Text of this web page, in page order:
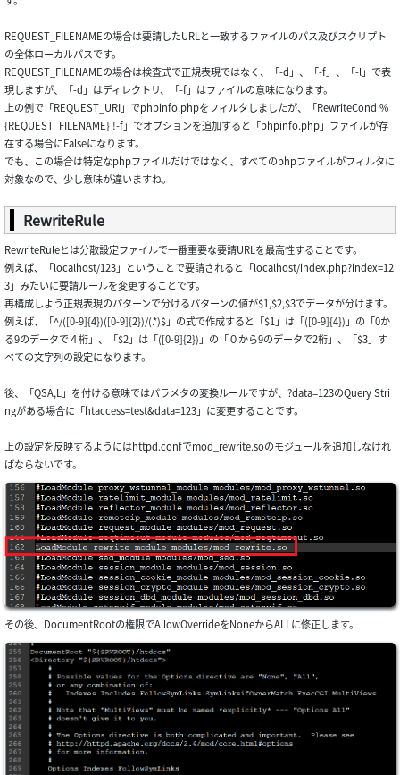
REQUEST_FILENAMEの場合は要請したURLと一致するファイルのパス及びスクリプト
の全体ローカルパスです。
REQUEST_FILENAMEの場合は検査式で正規表現ではなく、「-d」、「-f」、「-l」で表
現しますが、「-d」はディレクトリ、「-f」はファイルの意味になります。
上の例で「REQUEST_URI」でphpinfo.phpをフィルタしましたが、「RewriteCond %
{REQUEST_FILENAME} !-f」でオプションを追加すると「phpinfo.php」ファイルが存
在する場合にFalseになります。
でも、この場合は特定なphpファイルだけではなく、すべてのphpファイルがフィルタに
対象なので、少し意味が違いますね。
RewriteRule
RewriteRuleとは分散設定ファイルで一番重要な要請URLを最高性することです。
例えば、「localhost/123」ということで要請されると「localhost/index.php?index=12
3」みたいに要請ルールを変更することです。
再構成しよう正規表現のパターンで分けるパターンの値が$1,$2,$3でデータが分けます。
例えば、「^/([0-9]{4})([0-9]{2})/(.*)$」の式で作成すると「$1」は「([0-9]{4})」の「0か
る9のデータで４桁」、「$2」は「([0-9]{2})」の「０から9のデータで2桁」、「$3」す
べての文字列の設定になります。
後、「QSA,L」を付ける意味ではパラメタの変換ルールですが、?data=123のQuery Stri
ngがある場合に「htaccess=test&data=123」に変更することです。
上の設定を反映するようにはhttpd.confでmod_rewrite.soのモジュールを追加しなけれ
ばならないです。
その後、DocumentRootの権限でAllowOverrideをNoneからALLに修正します。